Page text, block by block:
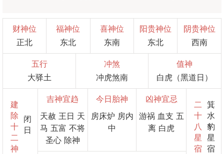
财神位
正北
福神位
东北
喜神位
东南
阳贵神位
东北
阴贵神位
西南
五行
大驿土
冲煞
冲虎煞南
值神
白虎（黑道日）
建
除
十
二
神
闭
日
吉神宜趋
天赦 王日 天
马 五富 不将
圣心 除神
今日胎神
房床炉 房内
中
凶神宜忌
游祸 血支 五
离 白虎
二
十
八
星
宿
箕
水
豹
星
宿